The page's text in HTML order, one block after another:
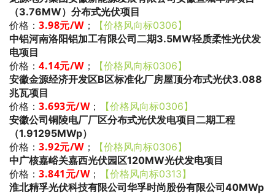
（3.76MW）分布式光伏项目
价格： 3.98元/W；
【价格风向标0306】
中铝河南洛阳铝加工有限公司二期3.5MW轻质柔性光伏发
电项目
价格： 4.14元/W；
【价格风向标0306】
安徽金源经济开发区B区标准化厂房屋顶分布式光伏3.088
兆瓦项目
价格： 3.693元/W ；
【价格风向标0306】
安徽公司铜陵电厂厂区分布式光伏发电项目二期工程
（1.91295MWp）
价格： 3.92元/W；
【价格风向标0306】
中广核嘉峪关嘉西光伏园区120MW光伏发电项目
价格： 3.841元/W ；
【价格风向标0313】
淮北精孚光伏科技有限公司华孚时尚股份有限公司40MWp